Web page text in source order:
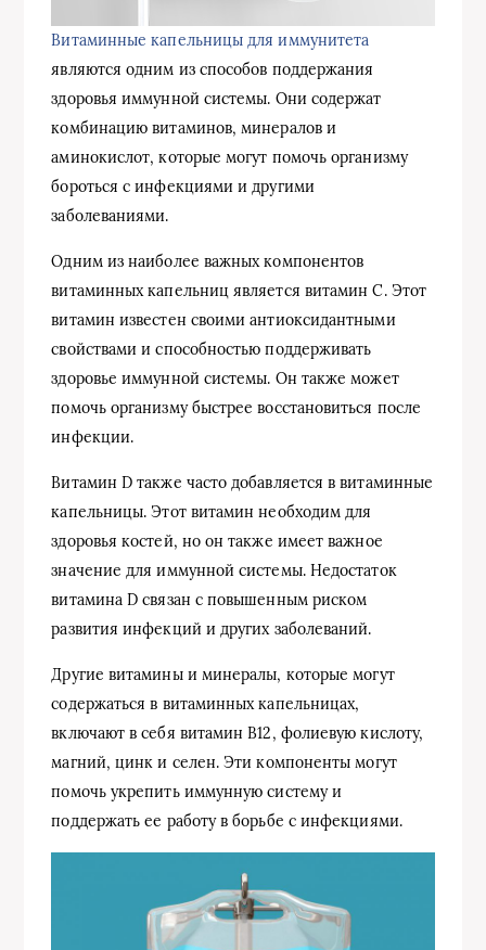
Витаминные капельницы для иммунитета
являются одним из способов поддержания
здоровья иммунной системы. Они содержат
комбинацию витаминов, минералов и
аминокислот, которые могут помочь организму
бороться с инфекциями и другими
заболеваниями.
Одним из наиболее важных компонентов
витаминных капельниц является витамин С. Этот
витамин известен своими антиоксидантными
свойствами и способностью поддерживать
здоровье иммунной системы. Он также может
помочь организму быстрее восстановиться после
инфекции.
Витамин D также часто добавляется в витаминные
капельницы. Этот витамин необходим для
здоровья костей, но он также имеет важное
значение для иммунной системы. Недостаток
витамина D связан с повышенным риском
развития инфекций и других заболеваний.
Другие витамины и минералы, которые могут
содержаться в витаминных капельницах,
включают в себя витамин В12, фолиевую кислоту,
магний, цинк и селен. Эти компоненты могут
помочь укрепить иммунную систему и
поддержать ее работу в борьбе с инфекциями.